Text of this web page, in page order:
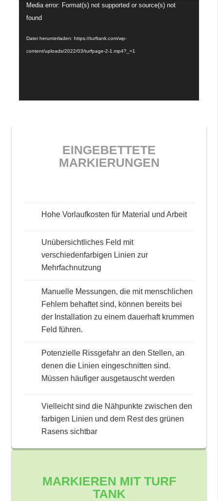
Video-
Player
Media error: Format(s) not supported or source(s) not
found
Datei herunterladen: https://turftank.com/wp-
content/uploads/2022/03/turfpage-2-1.mp4?_=1
EINGEBETTETE
MARKIERUNGEN
Hohe Vorlaufkosten für Material und Arbeit
Unübersichtliches Feld mit
verschiedenfarbigen Linien zur
Mehrfachnutzung
Manuelle Messungen, die mit menschlichen
Fehlern behaftet sind, können bereits bei
der Installation zu einem dauerhaft krummen
Feld führen.
Potenzielle Rissgefahr an den Stellen, an
denen die Linien eingeschnitten sind.
Müssen häufiger ausgetauscht werden
Vielleicht sind die Nähpunkte zwischen den
farbigen Linien und dem Rest des grünen
Rasens sichtbar
MARKIEREN MIT TURF
TANK